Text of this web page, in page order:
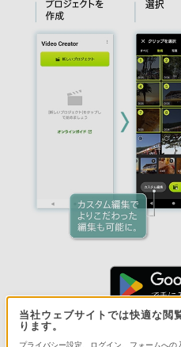
当社ウェブサイトでは快適な
ります。
プライバシー設定、ログイン、フォームへ